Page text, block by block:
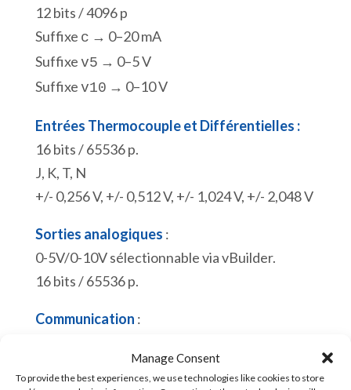
Manage Consent
To provide the best experiences, we use technologies like cookies to store
12 bits / 4096 p
Suffixe c → 0–20 mA
Suffixe v5 → 0–5 V
Suffixe v10 → 0–10 V
Entrées Thermocouple et Différentielles :
16 bits / 65536 p.
J, K, T, N
+/- 0,256 V, +/- 0,512 V, +/- 1,024 V, +/- 2,048 V
Sorties analogiques :
0-5V/0-10V sélectionnable via vBuilder.
16 bits / 65536 p.
Communication :
Port de programmation Micro USB. Esclave